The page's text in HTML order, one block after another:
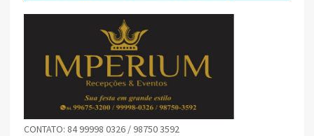
CONTATO: 84 99998 0326 / 98750 3592